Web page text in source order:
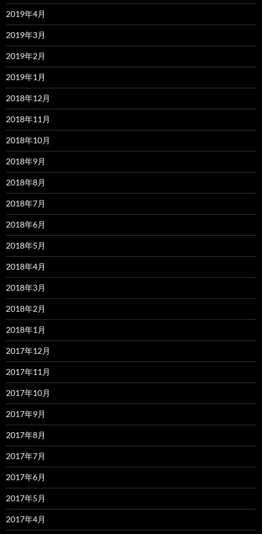
2019年4月
2019年3月
2019年2月
2019年1月
2018年12月
2018年11月
2018年10月
2018年9月
2018年8月
2018年7月
2018年6月
2018年5月
2018年4月
2018年3月
2018年2月
2018年1月
2017年12月
2017年11月
2017年10月
2017年9月
2017年8月
2017年7月
2017年6月
2017年5月
2017年4月